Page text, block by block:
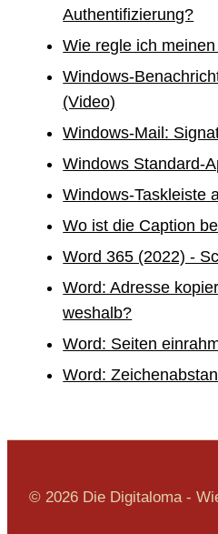
Authentifizierung?
Wie regle ich
Windows-
(Video)
Windows-Mail:
Windows Standard-
Windows-Taskleiste
Wo ist die Caption
Word 365 (2022) -
Word: Adresse
weshalb?
Word: Seiten
Word:
© 2026 Die Digitaloma -